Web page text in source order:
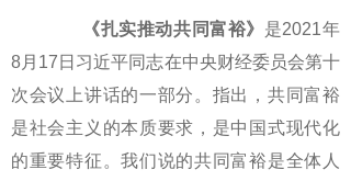
《扎实推动共同富裕》 是2021年
8月17日习近平同志在中央财经委员会第十
次会议上讲话的一部分。指出，共同富裕
是社会主义的本质要求，是中国式现代化
的重要特征。我们说的共同富裕是全体人